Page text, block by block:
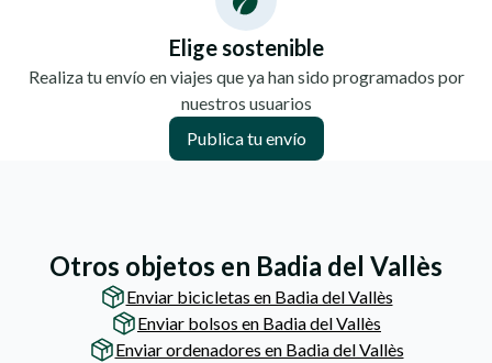
Elige sostenible
Realiza tu envío en viajes que ya han sido programados por
nuestros usuarios
Publica tu envío
Otros objetos en Badia del Vallès
Enviar bicicletas en Badia del Vallès
Enviar bolsos en Badia del Vallès
Enviar ordenadores en Badia del Vallès